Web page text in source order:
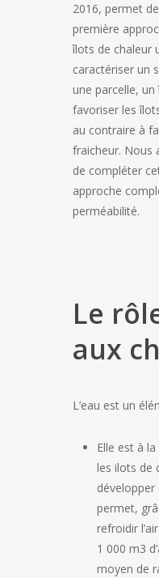
2016, permet
première
îlots de chaleur
caractériser un
une parcelle,
favoriser les
au contraire à
fraicheur. Nous
de compléter
approche
perméabilité.
Le
aux
L’eau est un
Elle est à
les ilots de
développer
permet,
refroidir
1 000 m3
moyen de